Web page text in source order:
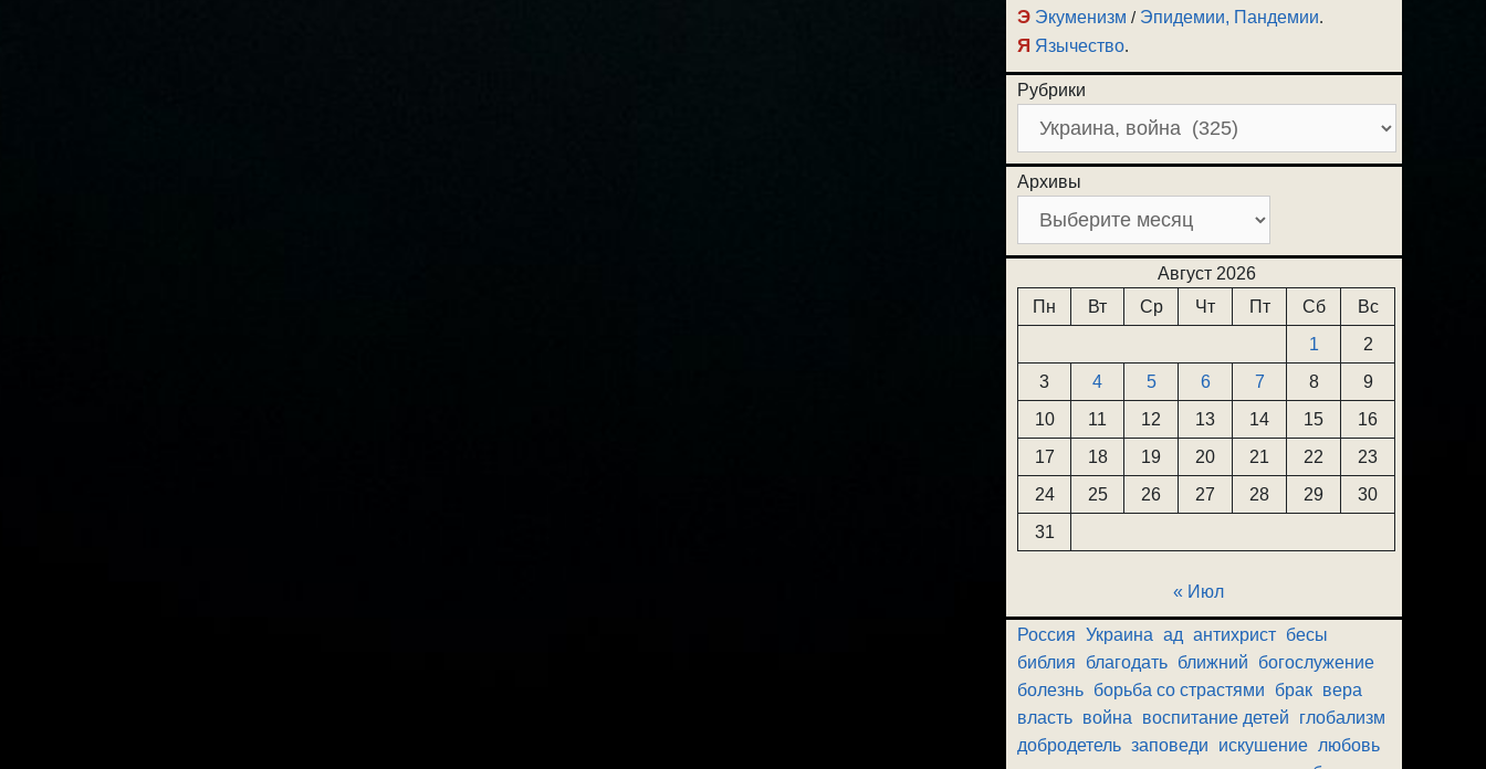
Э Экуменизм / Эпидемии, Пандемии.
Я Язычество.
Рубрики
Архивы
Август 2026
Пн
Вт Ср Чт Пт Сб
Вс
1
2
3
4 5 6 7 8
9
10
11 12 13 14 15
16
17
18 19 20 21 22
23
24
25 26 27 28 29
30
31
« Июл
Россия Украина ад антихрист бесы
библия
благодать ближний
богослужение
болезнь борьба со страстями брак вера
власть война воспитание детей
глобализм
добродетель заповеди искушение любовь